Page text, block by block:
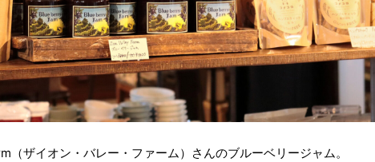
（ザイオン・バレー・ファーム）さんのブルーベリージャム。